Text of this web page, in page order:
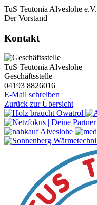
TuS Teutonia Alveslohe e.V.
Der Vorstand
Kontakt
TuS Teutonia Alveslohe
Geschäftsstelle
04193 8826016
E-Mail schreiben
Zurück zur Übersicht